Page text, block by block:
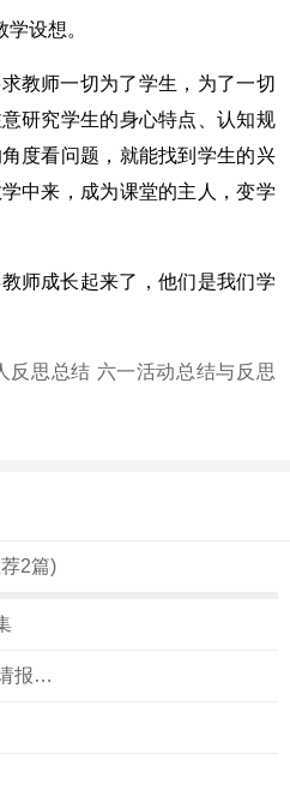
设想。
教师一切为了学生，为了一切
研究学生的身心特点、认知规
度看问题，就能找到学生的兴
中来，成为课堂的主人，变学
师成长起来了，他们是我们学
反思总结 六一活动总结与反思
2篇)
关于创建卫生先进单位的申请报告(正)